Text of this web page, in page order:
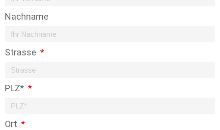
Nachname
Strasse
PLZ*
Ort